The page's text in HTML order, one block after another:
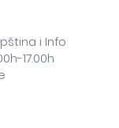
i Info
17.00h